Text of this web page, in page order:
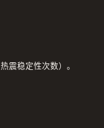
震稳定性次数）。